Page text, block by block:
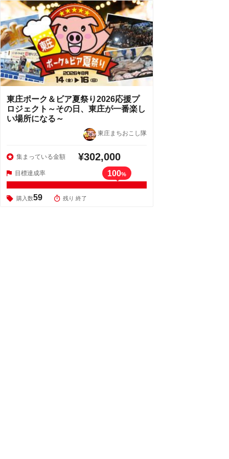
東庄ポーク＆ビア夏祭り2026応援プ
ロジェクト～その日、東庄が一番楽し
い場所になる～
東庄まちおこし隊
集まっている金額 ¥302,000
目標達成率 100%
購入数59 残り 終了